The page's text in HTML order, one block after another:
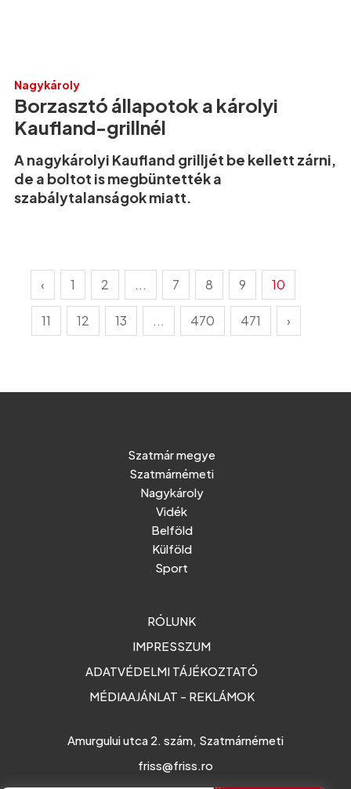
Nagykároly
Borzasztó állapotok a károlyi
Kaufland-grillnél
A nagykárolyi Kaufland grilljét be kellett zárni,
de a boltot is megbüntették a
szabálytalanságok miatt.
‹ 1 2 ... 7 8 9 10
11 12 13 ... 470 471 ›
Szatmár megye
Szatmárnémeti
Nagykároly
Vidék
Belföld
Külföld
Sport
RÓLUNK
IMPRESSZUM
ADATVÉDELMI TÁJÉKOZTATÓ
MÉDIAAJÁNLAT - REKLÁMOK
Amurgului utca 2. szám, Szatmárnémeti
friss@friss.ro